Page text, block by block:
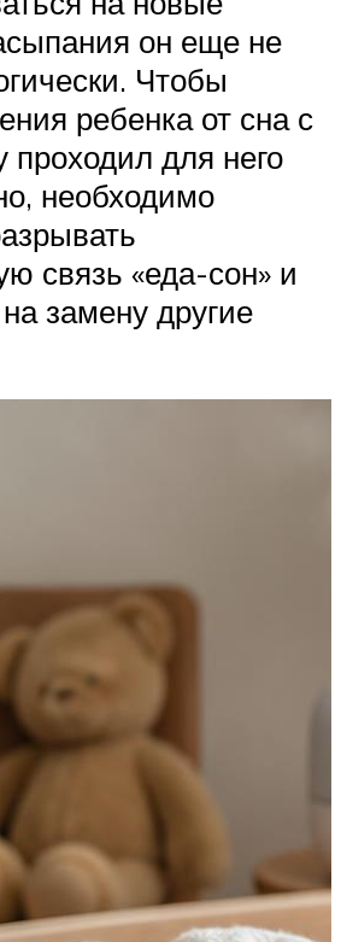
он еще не
Чтобы
ребенка от сна с
проходил для него
необходимо
связь «еда-сон» и
замену другие